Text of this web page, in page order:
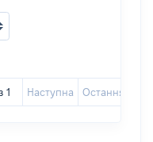
1 Наступна Остання